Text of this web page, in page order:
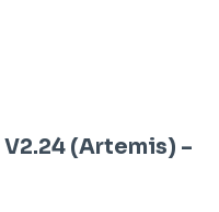
(Artemis) –